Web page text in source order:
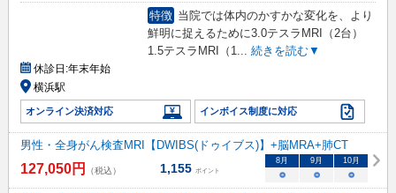
特徴 当院では体内のかすかな変化を、より
鮮明に捉えるために3.0テスラMRI（2台）
1.5テスラMRI（1... 続きを読む▼
休診日:年末年始
横浜駅
オンライン決済対応 インボイス制度に対応
男性・全身がん検査MRI【DWIBS(ドゥイブス)】+脳MRA+肺CT
127,050円 （税込） 1,155 ポイント
8月 9月 10月
○ ○ ○